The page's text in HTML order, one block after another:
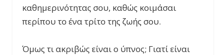
καθημερινότητας σου, καθώς κοιμάσαι
περίπου το ένα τρίτο της ζωής σου.
Όμως τι ακριβώς είναι ο ύπνος; Γιατί είναι